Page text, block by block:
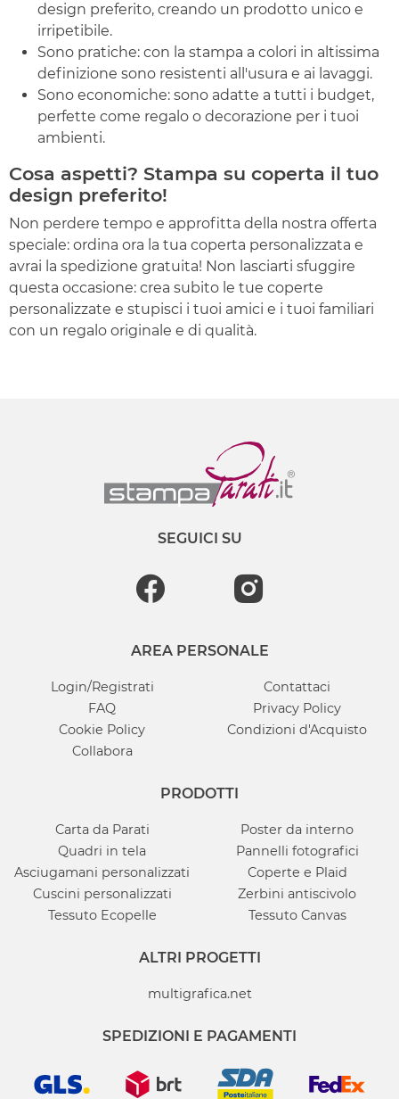
design preferito, creando un prodotto unico e
irripetibile.
Sono pratiche: con la stampa a colori in altissima
definizione sono resistenti all'usura e ai lavaggi.
Sono economiche: sono adatte a tutti i budget,
perfette come regalo o decorazione per i tuoi
ambienti.
Cosa aspetti? Stampa su coperta il tuo
design preferito!
Non perdere tempo e approfitta della nostra offerta
speciale: ordina ora la tua coperta personalizzata e
avrai la spedizione gratuita! Non lasciarti sfuggire
questa occasione: crea subito le tue coperte
personalizzate e stupisci i tuoi amici e i tuoi familiari
con un regalo originale e di qualità.
SEGUICI SU
AREA PERSONALE
Login/Registrati
Contattaci
FAQ
Privacy Policy
Cookie Policy
Condizioni d'Acquisto
Collabora
PRODOTTI
Carta da Parati
Poster da interno
Quadri in tela
Pannelli fotografici
Asciugamani personalizzati
Coperte e Plaid
Cuscini personalizzati
Zerbini antiscivolo
Tessuto Ecopelle
Tessuto Canvas
ALTRI PROGETTI
multigrafica.net
SPEDIZIONI E PAGAMENTI